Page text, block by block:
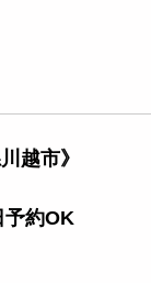
越市》
予約OK